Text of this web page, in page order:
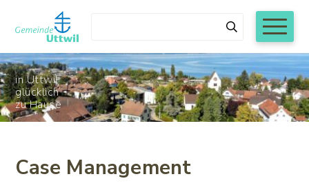
Navigieren in Uttwil
Schnellnavigation
Suchen
in Uttwil
glücklich
zu Hause
Case Management
Juli bis und mit Freitag, 7. August 2026 werden